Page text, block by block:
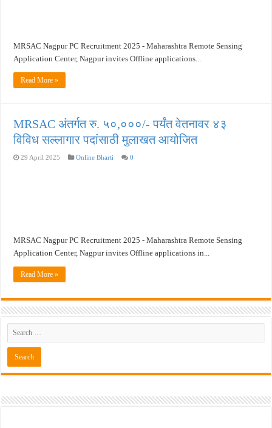
MRSAC Nagpur PC Recruitment 2025 - Maharashtra Remote Sensing
Application Center, Nagpur invites Offline applications...
Read More »
MRSAC अंतर्गत रु. ५०,०००/- पर्यंत वेतनावर ४३
विविध सल्लागार पदांसाठी मुलाखत आयोजित
29 April 2025 Online Bharti 0
MRSAC Nagpur PC Recruitment 2025 - Maharashtra Remote Sensing
Application Center, Nagpur invites Offline applications in...
Read More »